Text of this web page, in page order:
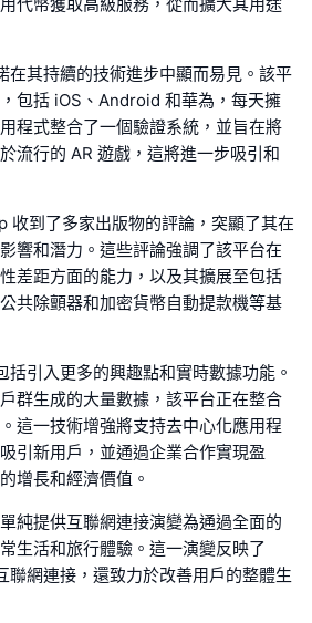
在其持續的技術進步中顯而易見。該平
包括 iOS、Android 和華為，每天擁
程式整合了一個驗證系統，並旨在將
流行的 AR 遊戲，這將進一步吸引和
收到了多家出版物的評論，突顯了其在
響和潛力。這些評論強調了該平台在
差距方面的能力，以及其擴展至包括
共除顫器和加密貨幣自動提款機等基
引入更多的興趣點和實時數據功能。
群生成的大量數據，該平台正在整合
這一技術增強將支持去中心化應用程
引新用戶，並通過企業合作實現盈
增長和經濟價值。
純提供互聯網連接演變為通過全面的
生活和旅行體驗。這一演變反映了
聯網連接，還致力於改善用戶的整體生